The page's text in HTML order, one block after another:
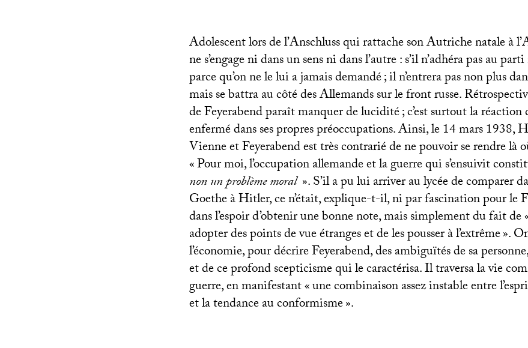
Adolescent lors de l’Anschluss qui rattache son Autriche natale à
ne s’engage ni dans un sens ni dans l’autre : s’il n’adhéra pas au
parce qu’on ne le lui a jamais demandé; il n’entrera pas non plus
mais se battra au côté des Allemands sur le front russe.
de Feyerabend paraît manquer de lucidité; c’est surtout la
enfermé dans ses propres préoccupations. Ainsi, le 14 mars 1938,
Vienne et Feyerabend est très contrarié de ne pouvoir se rendre là
«Pour moi, l’occupation allemande et la guerre qui s’ensuivit
non un problème moral». S’il a pu lui arriver au lycée de comparer
Goethe à Hitler, ce n’était, explique-t-il, ni par fascination pour le
dans l’espoir d’obtenir une bonne note, mais simplement du fait de
adopter des points de vue étranges et de les pousser à l’extrême».
l’économie, pour décrire Feyerabend, des ambiguïtés de sa
et de ce profond scepticisme qui le caractérisa. Il traversa la vie
guerre, en manifestant «une combinaison assez instable entre
et la tendance au conformisme».